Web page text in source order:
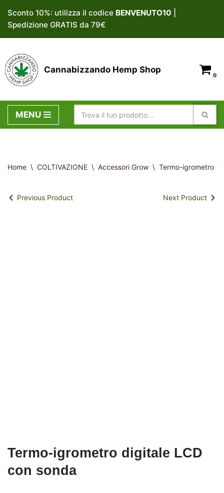
Vai
al
contenuto
Sconto 10%: utilizza il codice BENVENUTO10
Spedizione GRATIS da 79€
Cannabizzando Hemp Shop
0
MENU
Home \ COLTIVAZIONE \ Accessori Grow \ Termo-igrometro
Previous Product Next Product
Termo-igrometro digitale LCD
con sonda